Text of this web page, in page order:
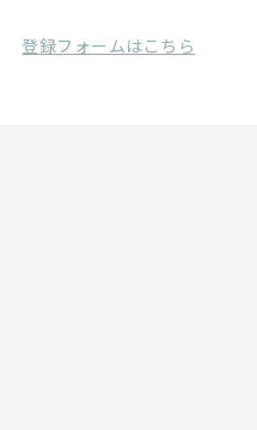
登録フォームはこちら